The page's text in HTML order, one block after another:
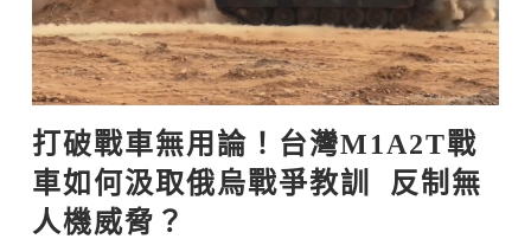
打破戰車無用論！台灣M1A2T戰
車如何汲取俄烏戰爭教訓  反制無
人機威脅？